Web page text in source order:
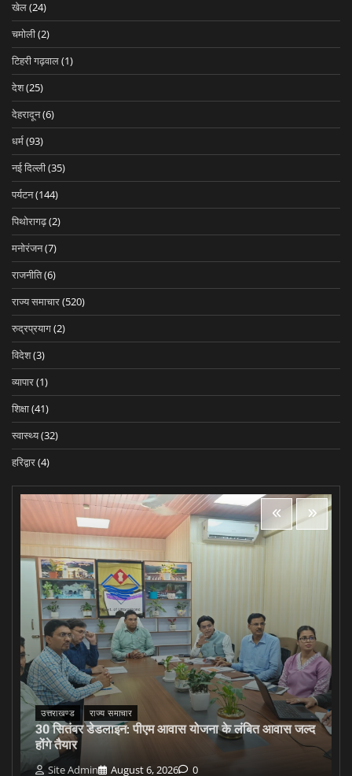
खेल(24)
चमोली(2)
टिहरी गढ़वाल(1)
देश(25)
देहरादून(6)
धर्म(93)
नई दिल्ली(35)
पर्यटन(144)
पिथोरागढ़(2)
मनोरंजन(7)
राजनीति(6)
राज्य समाचार(520)
रुद्रप्रयाग(2)
विदेश(3)
व्यापार(1)
शिक्षा(41)
स्वास्थ्य(32)
हरिद्वार(4)
उत्तराखण्ड राज्य समाचार
30 सितंबर डेडलाइन: पीएम आवास योजना के लंबित आवास जल्द
होंगे तैयार
Site Admin August 6, 2026 0